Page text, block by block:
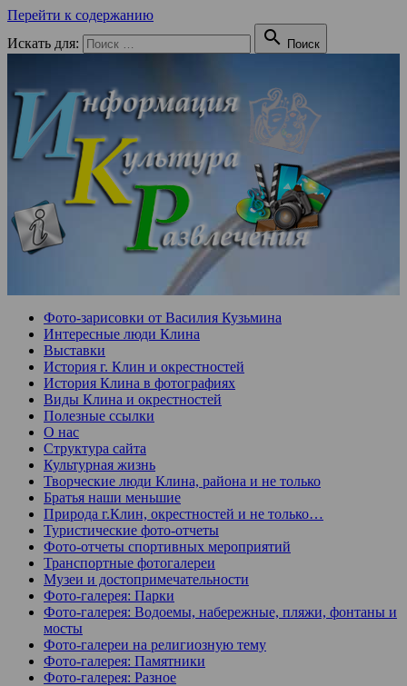
Перейти к содержанию
Искать для:
 Поиск
Фото-зарисовки от Василия Кузьмина
Интересные люди Клина
Выставки
История г. Клин и окрестностей
История Клина в фотографиях
Виды Клина и окрестностей
Полезные ссылки
О нас
Структура сайта
Культурная жизнь
Творческие люди Клина, района и не только
Братья наши меньшие
Природа г.Клин, окрестностей и не только…
Туристические фото-отчеты
Фото-отчеты спортивных мероприятий
Транспортные фотогалереи
Музеи и достопримечательности
Фото-галерея: Парки
Фото-галерея: Водоемы, набережные, пляжи, фонтаны и
мосты
Фото-галереи на религиозную тему
Фото-галерея: Памятники
Фото-галерея: Разное